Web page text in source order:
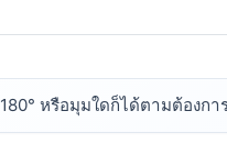
หรือมุมใดก็ได้ตามต้อง